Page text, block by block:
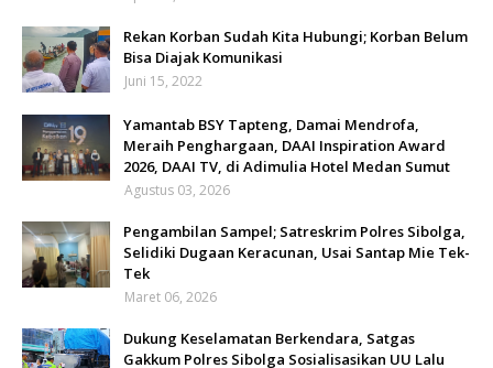
Rekan Korban Sudah Kita Hubungi; Korban Belum
Bisa Diajak Komunikasi
Juni 15, 2022
Yamantab BSY Tapteng, Damai Mendrofa,
Meraih Penghargaan, DAAI Inspiration Award
2026, DAAI TV, di Adimulia Hotel Medan Sumut
Agustus 03, 2026
Pengambilan Sampel; Satreskrim Polres Sibolga,
Selidiki Dugaan Keracunan, Usai Santap Mie Tek-
Tek
Maret 06, 2026
Dukung Keselamatan Berkendara, Satgas
Gakkum Polres Sibolga Sosialisasikan UU Lalu